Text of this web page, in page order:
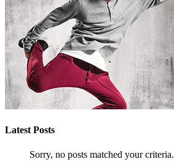
Latest Posts
Sorry, no posts matched your criteria.